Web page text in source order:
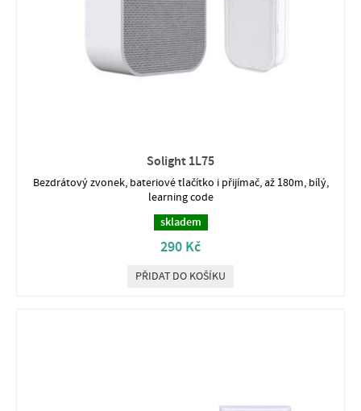
Solight 1L75
Bezdrátový zvonek, bateriové tlačítko i přijímač, až 180m, bílý,
learning code
skladem
290 Kč
PŘIDAT DO KOŠÍKU